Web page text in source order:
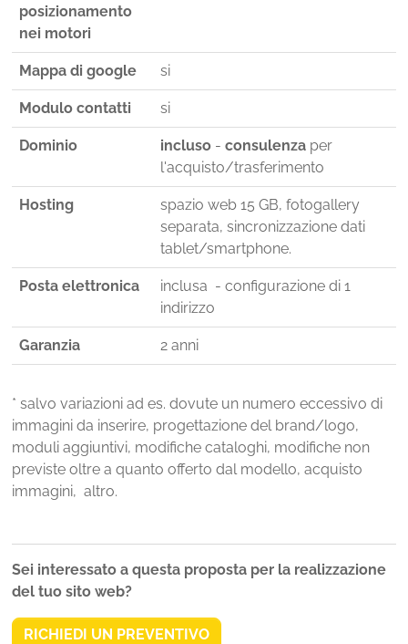
posizionamento
nei motori
Mappa di google si
Modulo contatti si
Dominio incluso - consulenza per
l'acquisto/trasferimento
Hosting
spazio web 15 GB, fotogallery
separata, sincronizzazione dati
tablet/smartphone.
Posta elettronica
inclusa - configurazione di 1
indirizzo
Garanzia 2 anni
* salvo variazioni ad es. dovute un numero eccessivo di
immagini da inserire, progettazione del brand/logo,
moduli aggiuntivi, modifiche cataloghi, modifiche non
previste oltre a quanto offerto dal modello, acquisto
immagini, altro.
Sei interessato a questa proposta per la realizzazione
del tuo sito web?
RICHIEDI UN PREVENTIVO